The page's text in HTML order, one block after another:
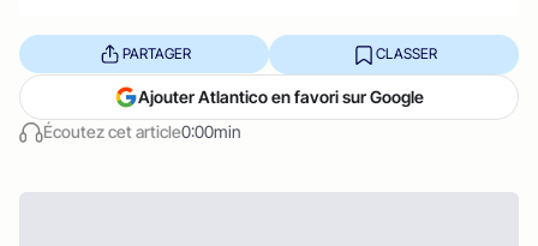
Écoutez cet article0:00min
PARTAGER CLASSER
Ajouter Atlantico en favori sur Google